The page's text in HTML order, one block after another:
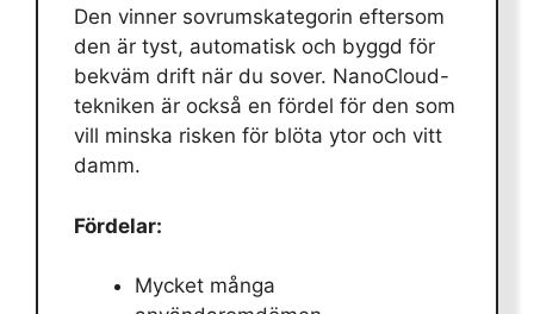
Den vinner sovrumskategorin eftersom
den är tyst, automatisk och byggd för
bekväm drift när du sover. NanoCloud-
tekniken är också en fördel för den som
vill minska risken för blöta ytor och vitt
damm.
Fördelar:
Mycket många